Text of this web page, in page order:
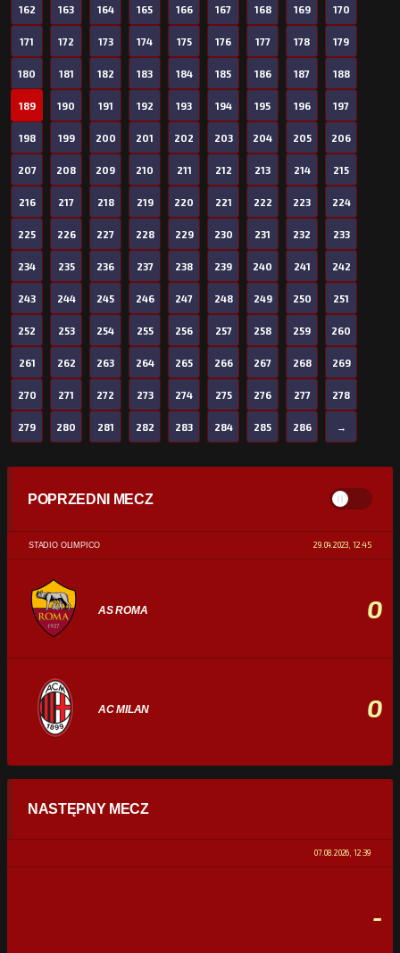
162 163 164 165 166 167 168 169 170
171 172 173 174 175 176 177 178 179
180 181 182 183 184 185 186 187 188
189 190 191 192 193 194 195 196 197
198 199 200 201 202 203 204 205 206
207 208 209 210 211 212 213 214 215
216 217 218 219 220 221 222 223 224
225 226 227 228 229 230 231 232 233
234 235 236 237 238 239 240 241 242
243 244 245 246 247 248 249 250 251
252 253 254 255 256 257 258 259 260
261 262 263 264 265 266 267 268 269
270 271 272 273 274 275 276 277 278
279 280 281 282 283 284 285 286 →
POPRZEDNI MECZ
STADIO OLIMPICO 29.04.2023, 12:45
AS ROMA 0
AC MILAN 0
STATYSTYKI
0% 100%
NASTĘPNY MECZ
07.08.2026, 12:39
-